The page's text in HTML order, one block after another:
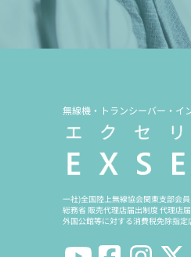
無線機・トランシーバー・イ
一社)全国陸上無線協会関東支部会
総務省 販売代理店届出制度 代理店
外国公館等に対する消費税免除指定